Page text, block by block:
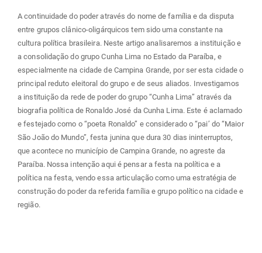
A continuidade do poder através do nome de família e da disputa
entre grupos clânico-oligárquicos tem sido uma constante na
cultura política brasileira. Neste artigo analisaremos a instituição e
a consolidação do grupo Cunha Lima no Estado da Paraíba, e
especialmente na cidade de Campina Grande, por ser esta cidade o
principal reduto eleitoral do grupo e de seus aliados. Investigamos
a instituição da rede de poder do grupo “Cunha Lima” através da
biografia política de Ronaldo José da Cunha Lima. Este é aclamado
e festejado como o “poeta Ronaldo” e considerado o “pai’ do “Maior
São João do Mundo”, festa junina que dura 30 dias ininterruptos,
que acontece no município de Campina Grande, no agreste da
Paraíba. Nossa intenção aqui é pensar a festa na política e a
política na festa, vendo essa articulação como uma estratégia de
construção do poder da referida família e grupo político na cidade e
região.